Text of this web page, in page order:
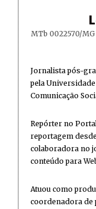
MTb 0022570/
Jornalista pós-
pela
Comunicação
Repórter no
reportagem
colaboradora no
conteúdo para
Atuou como
coordenadora